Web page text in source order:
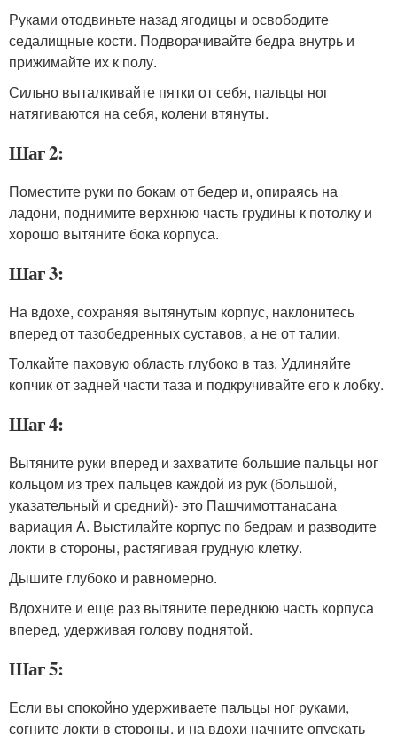
Руками отодвиньте назад ягодицы и освободите
седалищные кости. Подворачивайте бедра внутрь и
прижимайте их к полу.
Сильно выталкивайте пятки от себя, пальцы ног
натягиваются на себя, колени втянуты.
Шаг 2:
Поместите руки по бокам от бедер и, опираясь на
ладони, поднимите верхнюю часть грудины к потолку и
хорошо вытяните бока корпуса.
Шаг 3:
На вдохе, сохраняя вытянутым корпус, наклонитесь
вперед от тазобедренных суставов, а не от талии.
Толкайте паховую область глубоко в таз. Удлиняйте
копчик от задней части таза и подкручивайте его к лобку.
Шаг 4:
Вытяните руки вперед и захватите большие пальцы ног
кольцом из трех пальцев каждой из рук (большой,
указательный и средний)- это Пашчимоттанасана
вариация A. Выстилайте корпус по бедрам и разводите
локти в стороны, растягивая грудную клетку.
Дышите глубоко и равномерно.
Вдохните и еще раз вытяните переднюю часть корпуса
вперед, удерживая голову поднятой.
Шаг 5:
Если вы спокойно удерживаете пальцы ног руками,
согните локти в стороны, и на вдохи начните опускать